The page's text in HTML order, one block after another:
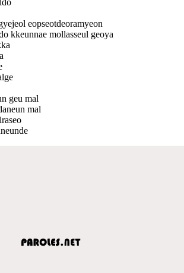
eopseotdeoramyeon
kkeunnae mollasseul geoya
geu mal
mal